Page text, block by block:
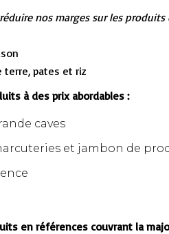
nos marges sur les
pates et riz
à des prix abordables :
caves
et jambon de
en références couvrant la